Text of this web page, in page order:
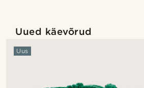
Uued käevõrud
Uus